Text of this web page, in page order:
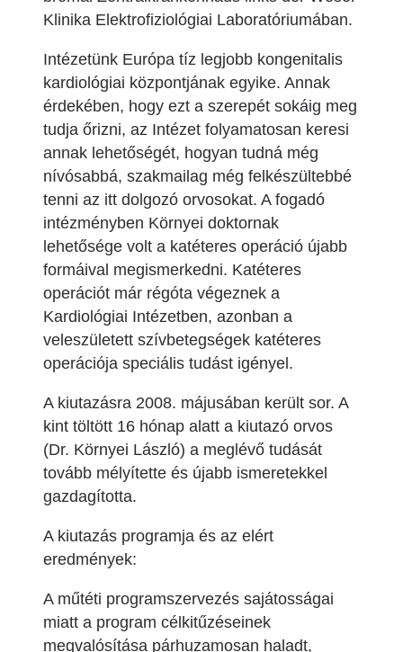
Klinika Elektrofiziológiai Laboratóriumában.
Intézetünk Európa tíz legjobb kongenitalis
kardiológiai központjának egyike. Annak
érdekében, hogy ezt a szerepét sokáig meg
tudja őrizni, az Intézet folyamatosan keresi
annak lehetőségét, hogyan tudná még
nívósabbá, szakmailag még felkészültebbé
tenni az itt dolgozó orvosokat. A fogadó
intézményben Környei doktornak
lehetősége volt a katéteres operáció újabb
formáival megismerkedni. Katéteres
operációt már régóta végeznek a
Kardiológiai Intézetben, azonban a
veleszületett szívbetegségek katéteres
operációja speciális tudást igényel.
A kiutazásra 2008. májusában került sor. A
kint töltött 16 hónap alatt a kiutazó orvos
(Dr. Környei László) a meglévő tudását
tovább mélyítette és újabb ismeretekkel
gazdagította.
A kiutazás programja és az elért
eredmények:
A műtéti programszervezés sajátosságai
miatt a program célkitűzéseinek
megvalósítása párhuzamosan haladt,